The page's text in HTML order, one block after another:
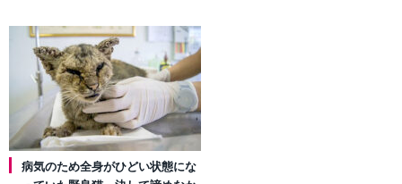
病気のため全身がひどい状態にな